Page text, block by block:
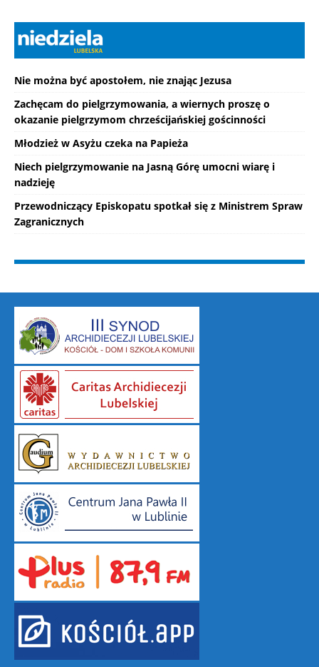
Nie można być apostołem, nie znając Jezusa
Zachęcam do pielgrzymowania, a wiernych proszę o
okazanie pielgrzymom chrześcijańskiej gościnności
Młodzież w Asyżu czeka na Papieża
Niech pielgrzymowanie na Jasną Górę umocni wiarę i
nadzieję
Przewodniczący Episkopatu spotkał się z Ministrem Spraw
Zagranicznych